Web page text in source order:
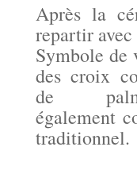
Après la
repartir
Symbole de
des croix
de
également
traditionnel.